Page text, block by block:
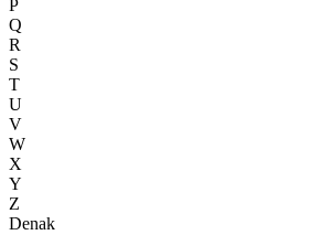
P
Q
R
S
T
U
V
W
X
Y
Z
Denak